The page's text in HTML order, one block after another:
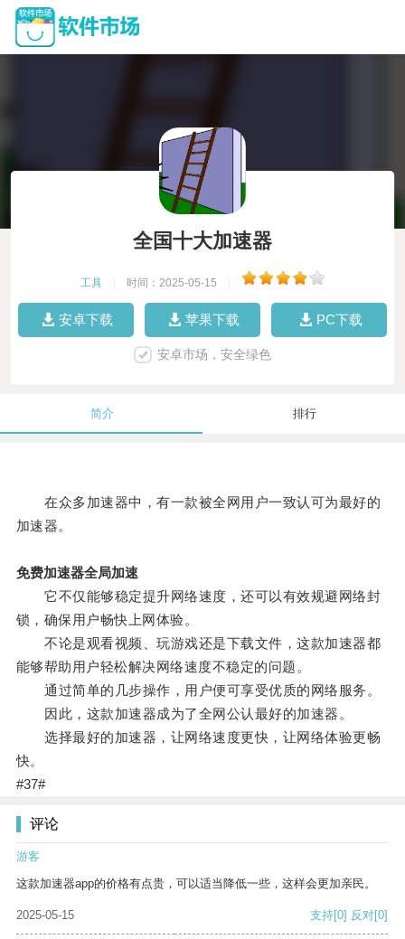
全国十大加速器
工具 时间：2025-05-15
安卓下载 苹果下载 PC下载
安卓市场，安全绿色
简介 排行
在众多加速器中，有一款被全网用户一致认可为最好的
加速器。
免费加速器全局加速
它不仅能够稳定提升网络速度，还可以有效规避网络封
锁，确保用户畅快上网体验。
不论是观看视频、玩游戏还是下载文件，这款加速器都
能够帮助用户轻松解决网络速度不稳定的问题。
通过简单的几步操作，用户便可享受优质的网络服务。
因此，这款加速器成为了全网公认最好的加速器。
选择最好的加速器，让网络速度更快，让网络体验更畅
快。
#37#
评论
游客
这款加速器app的价格有点贵，可以适当降低一些，这样会更加亲民。
2025-05-15 支持[0] 反对[0]